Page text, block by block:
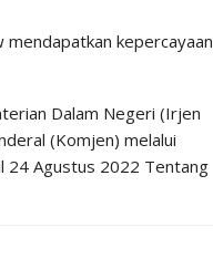
mendapatkan kepercayaan
Dalam Negeri (Irjen
(Komjen) melalui
24 Agustus 2022 Tentang